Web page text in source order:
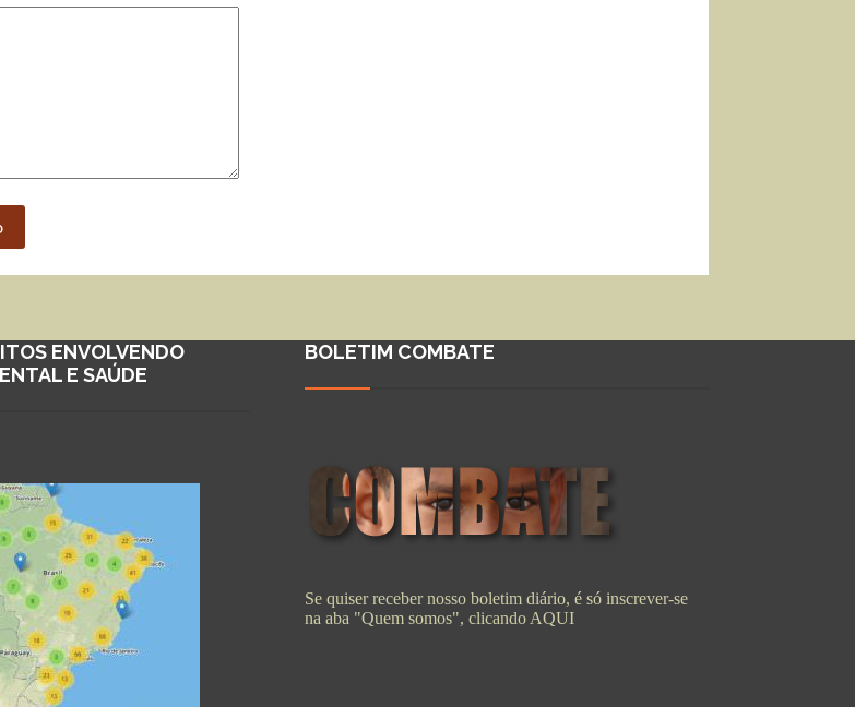
ENVOLVENDO
E SAÚDE
BOLETIM COMBATE
Se quiser receber nosso boletim diário, é só inscrever-se
na aba "Quem somos", clicandoAQUI